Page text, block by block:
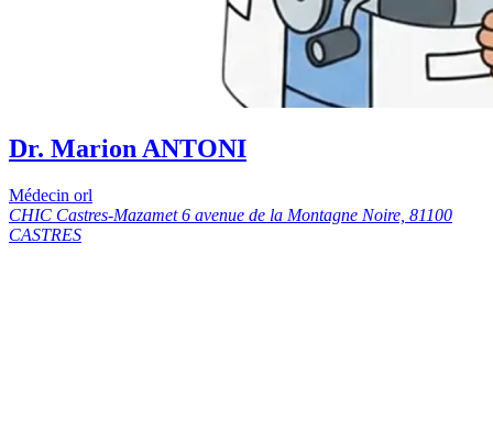
Dr. Marion ANTONI
Médecin orl
CHIC Castres-Mazamet 6 avenue de la Montagne Noire, 81100
CASTRES